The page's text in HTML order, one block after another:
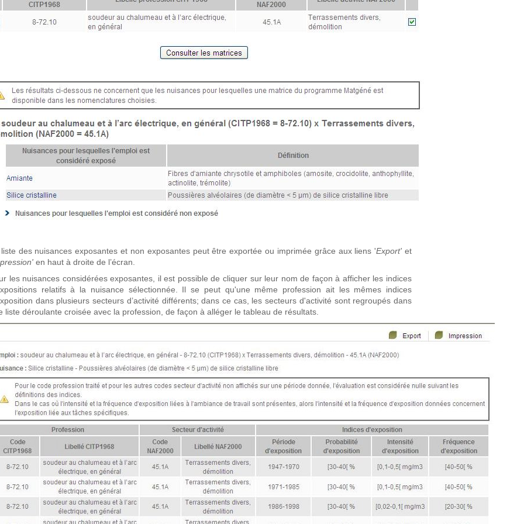
des nuisances exposantes et non exposantes peut être exportée ou imprimée grâce aux liens 'Export' et
en haut à droite de l’écran.
les nuisances considérées exposantes, il est possible de cliquer sur leur nom de façon à afficher les indices
relatifs à la nuisance sélectionnée. Il se peut qu'une même profession ait les mêmes indices
dans plusieurs secteurs d’activité différents; dans ce cas, les secteurs d'activité sont regroupés dans
liste déroulante croisée avec la profession, de façon à alléger le tableau de résultats.